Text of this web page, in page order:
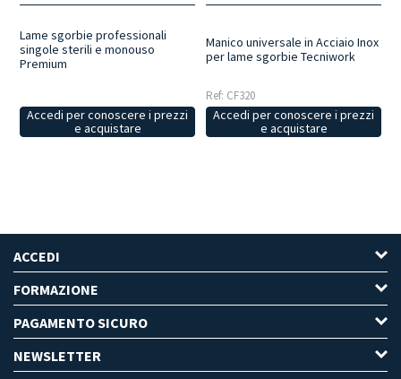
Lame sgorbie professionali
singole sterili e monouso
Premium
Accedi per conoscere i prezzi
e acquistare
Manico universale in Acciaio Inox
per lame sgorbie Tecniwork
Ref: CF320
Accedi per conoscere i prezzi
e acquistare
ACCEDI
FORMAZIONE
PAGAMENTO SICURO
NEWSLETTER